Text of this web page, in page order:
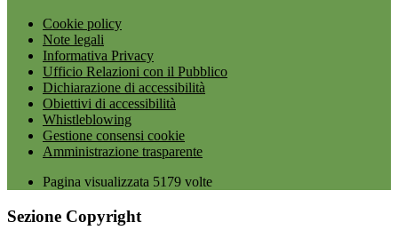
Cookie policy
Note legali
Informativa Privacy
Ufficio Relazioni con il Pubblico
Dichiarazione di accessibilità
Obiettivi di accessibilità
Whistleblowing
Gestione consensi cookie
Amministrazione trasparente
Pagina visualizzata 5179 volte
Sezione Copyright